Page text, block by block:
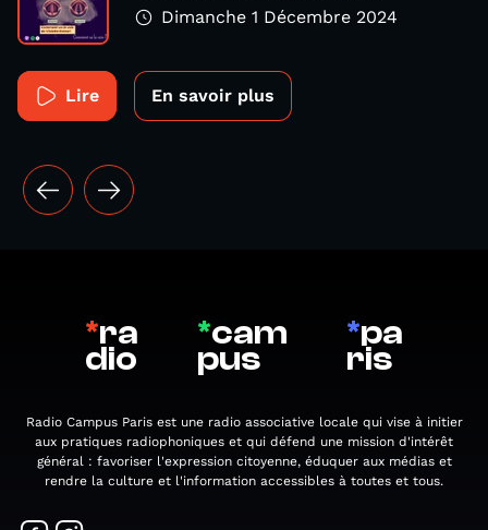
Dimanche 1 Décembre 2024
Lire En savoir plus
*ra
dio
*cam
pus
*pa
ris
Radio Campus Paris est une radio associative locale qui vise à initier
aux pratiques radiophoniques et qui défend une mission d'intérêt
général : favoriser l'expression citoyenne, éduquer aux médias et
rendre la culture et l'information accessibles à toutes et tous.